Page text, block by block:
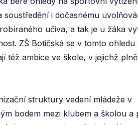
i dočasnému
učiva, a tak je u žáka
ZŠ Botičská se v tomto ohledu
též ambice ve škole, v jejichž
struktury vedení mládeže v
bodem mezi klubem a školou a